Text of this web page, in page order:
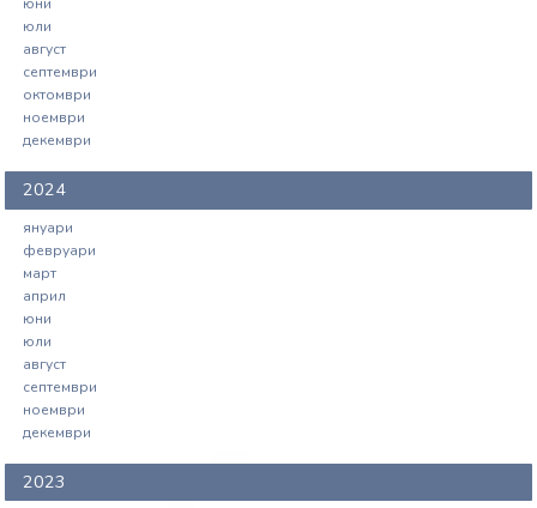
юли
август
септември
октомври
ноември
декември
2024
януари
февруари
март
април
юни
юли
август
септември
ноември
декември
2023